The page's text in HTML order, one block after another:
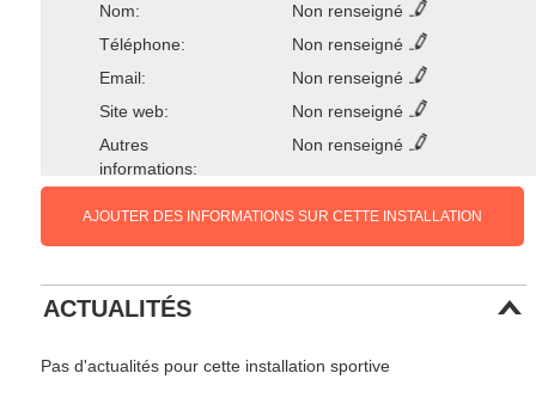
Nom:
Non renseigné
Téléphone:
Non renseigné
Email:
Non renseigné
Site web:
Non renseigné
Autres
informations:
Non renseigné
AJOUTER DES INFORMATIONS SUR CETTE INSTALLATION
ACTUALITÉS
Pas d'actualités pour cette installation sportive